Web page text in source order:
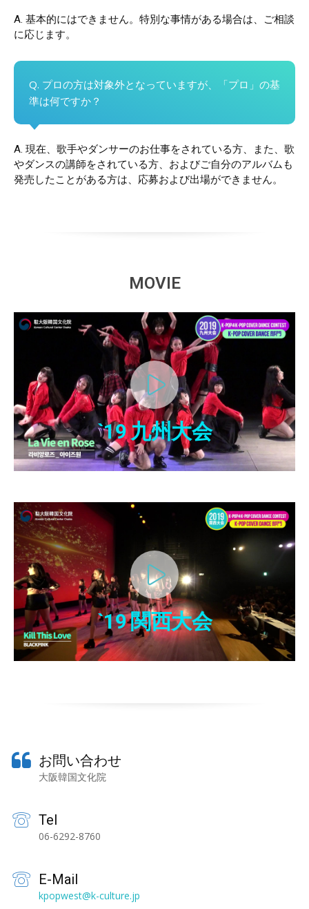
A. 基本的にはできません。特別な事情がある場合は、ご相談
に応じます。
Q. プロの方は対象外となっていますが、「プロ」の基
準は何ですか？
A. 現在、歌手やダンサーのお仕事をされている方、また、歌
やダンスの講師をされている方、およびご自分のアルバムも
発売したことがある方は、応募および出場ができません。
MOVIE
`19 九州大会
`19 関西大会
お問い合わせ
大阪韓国文化院
Tel
06-6292-8760
E-Mail
kpopwest@k-culture.jp